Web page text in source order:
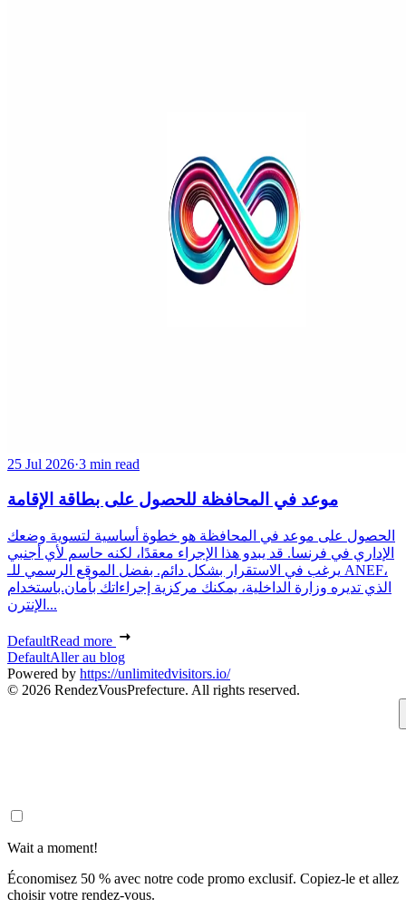
25 Jul 2026·3 min read
موعد في المحافظة للحصول على بطاقة الإقامة
الحصول على موعد في المحافظة هو خطوة أساسية لتسوية وضعك
الإداري في فرنسا. قد يبدو هذا الإجراء معقدًا، لكنه حاسم لأي أجنبي
يرغب في الاستقرار بشكل دائم. بفضل الموقع الرسمي للـ ANEF،
الذي تديره وزارة الداخلية، يمكنك مركزية إجراءاتك بأمان.باستخدام
الإنترن...
DefaultRead more
DefaultAller au blog
Powered by https://unlimitedvisitors.io/
© 2026 RendezVousPrefecture. All rights reserved.
Wait a moment!
Économisez 50 % avec notre code promo exclusif. Copiez-le et allez
choisir votre rendez-vous.